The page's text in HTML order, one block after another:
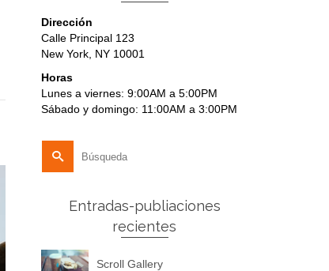
Dirección
Calle Principal 123
New York, NY 10001
Horas
Lunes a viernes: 9:00AM a 5:00PM
Sábado y domingo: 11:00AM a 3:00PM
por:
Entradas-publiaciones
recientes
Scroll Gallery